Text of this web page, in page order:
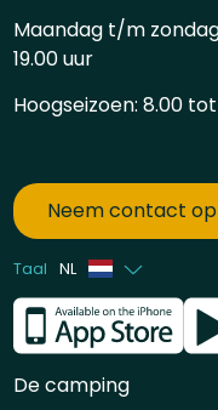
Maandag t/m
19.00 uur
Hoogseizoen: 8.00
Neem contact op
Taal NL
Frans
Engels
De camping